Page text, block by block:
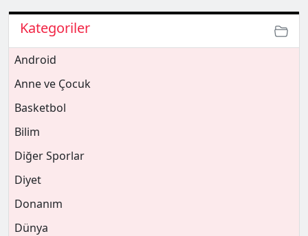
Kategoriler
Android
Anne ve Çocuk
Basketbol
Bilim
Diğer Sporlar
Diyet
Donanım
Dünya